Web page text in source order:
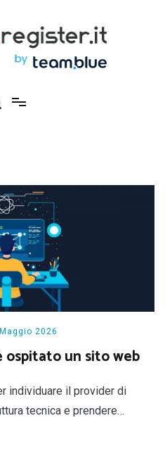
2026
ospitato un sito web
individuare il provider di
tecnica e prendere…